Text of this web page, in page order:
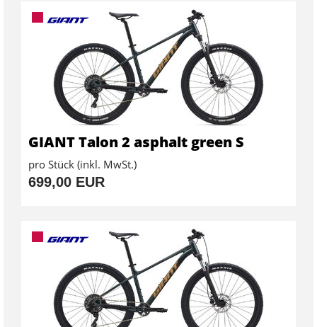
GIANT Talon 2 asphalt green S
pro Stück (inkl. MwSt.)
699,00 EUR